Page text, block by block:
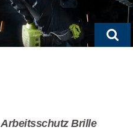
Arbeitsschutz Brille